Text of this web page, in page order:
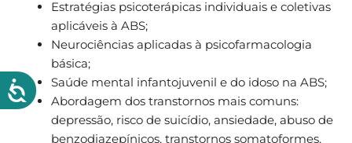
Estratégias psicoterápicas individuais e coletivas
aplicáveis à ABS;
Neurociências aplicadas à psicofarmacologia
básica;
Saúde mental infantojuvenil e do idoso na ABS;
Abordagem dos transtornos mais comuns:
depressão, risco de suicídio, ansiedade, abuso de
benzodiazepínicos, transtornos somatoformes,